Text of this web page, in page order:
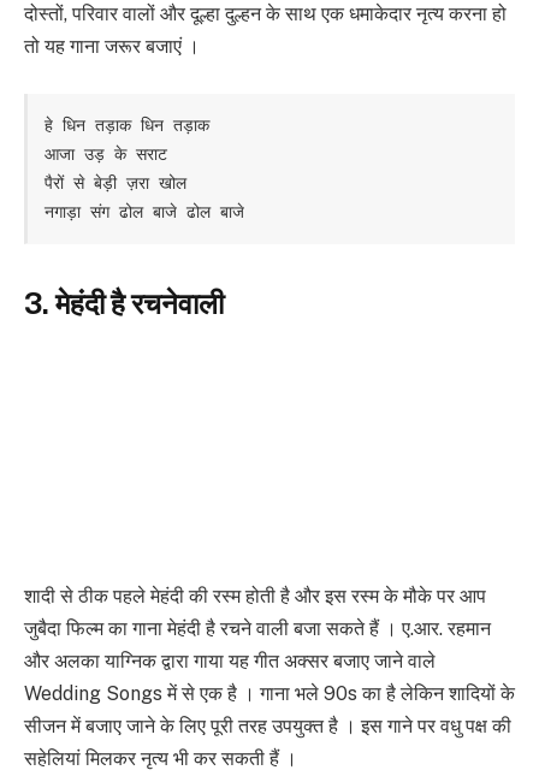
दोस्तों, परिवार वालों और दूल्हा दुल्हन के साथ एक धमाकेदार नृत्य करना हो
तो यह गाना जरूर बजाएं ।
हे धिन तड़ाक धिन तड़ाक
आजा उड़ के सराट
पैरों से बेड़ी ज़रा खोल
नगाड़ा संग ढोल बाजे ढोल बाजे
3. मेहंदी है रचनेवाली
शादी से ठीक पहले मेहंदी की रस्म होती है और इस रस्म के मौके पर आप
जुबैदा फिल्म का गाना मेहंदी है रचने वाली बजा सकते हैं । ए.आर. रहमान
और अलका याग्निक द्वारा गाया यह गीत अक्सर बजाए जाने वाले
Wedding Songs में से एक है । गाना भले 90s का है लेकिन शादियों के
सीजन में बजाए जाने के लिए पूरी तरह उपयुक्त है । इस गाने पर वधु पक्ष की
सहेलियां मिलकर नृत्य भी कर सकती हैं ।